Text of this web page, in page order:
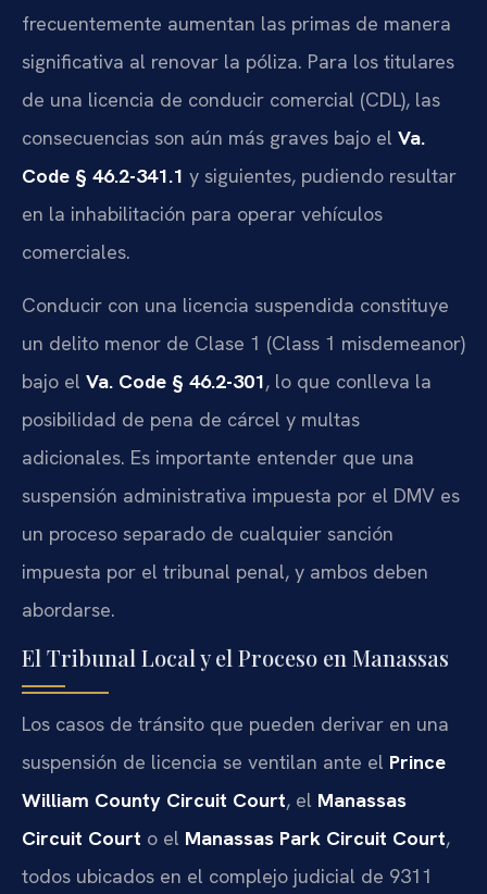
frecuentemente aumentan las primas de manera
significativa al renovar la póliza. Para los titulares
de una licencia de conducir comercial (CDL), las
consecuencias son aún más graves bajo el Va.
Code § 46.2-341.1 y siguientes, pudiendo resultar
en la inhabilitación para operar vehículos
comerciales.
Conducir con una licencia suspendida constituye
un delito menor de Clase 1 (Class 1 misdemeanor)
bajo el Va. Code § 46.2-301, lo que conlleva la
posibilidad de pena de cárcel y multas
adicionales. Es importante entender que una
suspensión administrativa impuesta por el DMV es
un proceso separado de cualquier sanción
impuesta por el tribunal penal, y ambos deben
abordarse.
El Tribunal Local y el Proceso en Manassas
Los casos de tránsito que pueden derivar en una
suspensión de licencia se ventilan ante el Prince
William County Circuit Court, el Manassas
Circuit Court o el Manassas Park Circuit Court,
todos ubicados en el complejo judicial de 9311